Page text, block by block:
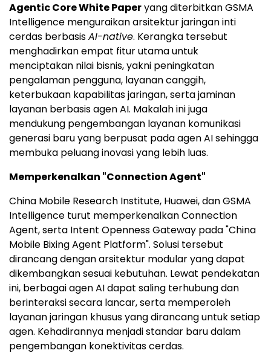
Agentic Core White Paperyang diterbitkan GSMA
Intelligence menguraikan arsitektur jaringan inti
cerdas berbasisAI-native. Kerangka tersebut
menghadirkan empat fitur utama untuk
menciptakan nilai bisnis, yakni peningkatan
pengalaman pengguna, layanan canggih,
keterbukaan kapabilitas jaringan, serta jaminan
layanan berbasis agen AI. Makalah ini juga
mendukung pengembangan layanan komunikasi
generasi baru yang berpusat pada agen AI sehingga
membuka peluang inovasi yang lebih luas.
Memperkenalkan "Connection Agent"
China Mobile Research Institute, Huawei, dan GSMA
Intelligence turut memperkenalkan Connection
Agent, serta Intent Openness Gateway pada "China
Mobile Bixing Agent Platform". Solusi tersebut
dirancang dengan arsitektur modular yang dapat
dikembangkan sesuai kebutuhan. Lewat pendekatan
ini, berbagai agen AI dapat saling terhubung dan
berinteraksi secara lancar, serta memperoleh
layanan jaringan khusus yang dirancang untuk setiap
agen. Kehadirannya menjadi standar baru dalam
pengembangan konektivitas cerdas.